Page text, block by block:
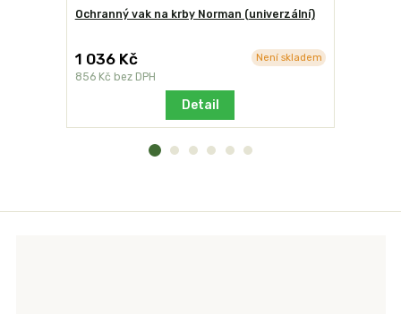
Ochranný vak na krby Norman (univerzální)
1 036 Kč
856 Kč bez DPH
Není skladem
Detail